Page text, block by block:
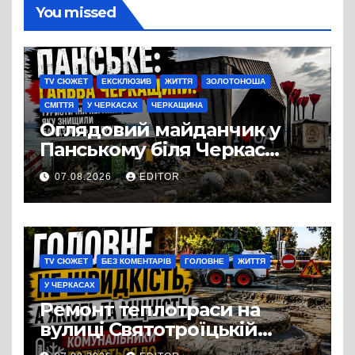
You missed
TV СЮЖЕТ ЕКСКЛЮЗИВ ЖИТТЯ ЗОЛОТОНОША
СМІТТЯ У ЧЕРКАСАХ ЧЕРКАЩИНА
Оглядовий майданчик у
Панському біля Черкас
перетворився на занедбане
сміттєзвалище
07.08.2026 EDITOR
TV СЮЖЕТ БЕЗ КОМЕНТАРІВ ГОЛОВНЕ ЖИТТЯ
У ЧЕРКАСАХ
Ремонт теплотраси на
вулиці Святотроїцькій
затягнувся порівняно із